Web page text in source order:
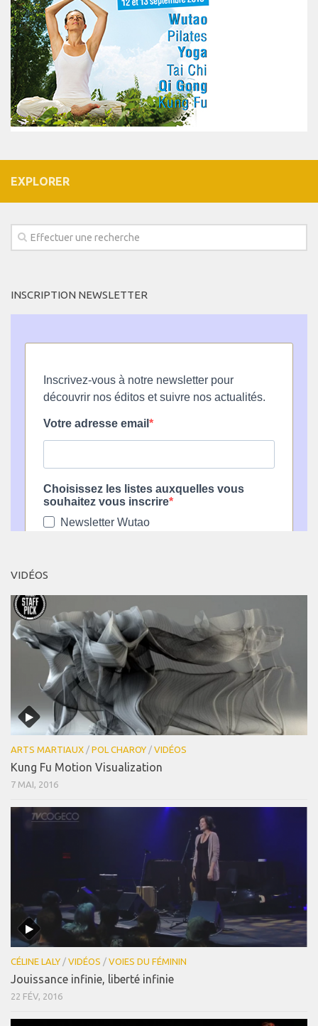
EXPLORER
INSCRIPTION NEWSLETTER
VIDÉOS
ARTS MARTIAUX / POL CHAROY / VIDÉOS
Kung Fu Motion Visualization
7 MAI, 2016
CÉLINE LALY / VIDÉOS / VOIES DU FÉMININ
Jouissance infinie, liberté infinie
22 FÉV, 2016